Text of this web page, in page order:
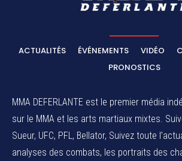
ACTUALITÉS ÉVÉNEMENTS VIDÉO
PRONOSTICS
MMA DEFERLANTE est le premier média
sur le MMA et les arts martiaux mixtes.
Sueur, UFC, PFL, Bellator, Suivez toute
analyses des combats, les portraits des